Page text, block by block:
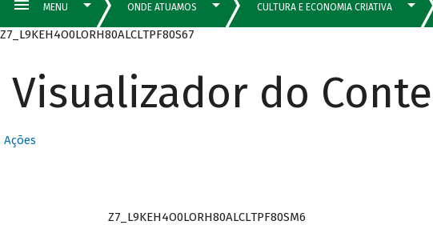
Z7_L9KEH4O0LORH80ALCLTPF80S67
Visualizador do
Ações
Z7_L9KEH4O0LORH80ALCLTPF80SM6